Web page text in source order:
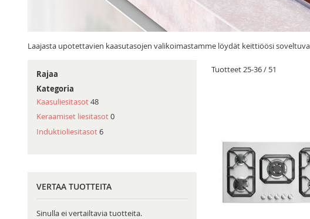
Laajasta upotettavien kaasutasojen valikoimastamme löydät keittiöösi
Tuotteet25-36/ 51
Rajaa
Kategoria
Kaasuliesitasot48
Keraamiset liesitasot0
Induktioliesitasot6
VERTAA TUOTTEITA
Sinulla ei vertailtavia tuotteita.